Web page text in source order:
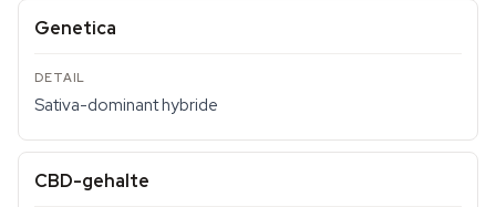
Genetica
Sativa-dominant hybride
CBD-gehalte